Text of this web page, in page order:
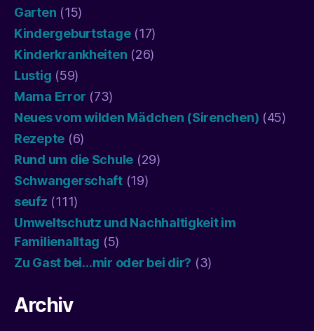
Garten (15)
Kindergeburtstage(17)
Kinderkrankheiten (26)
Lustig (59)
Mama Error (73)
Neues vom wilden Mädchen (Sirenchen) (45)
Rezepte (6)
Rund um die Schule (29)
Schwangerschaft(19)
seufz (111)
Umweltschutz und Nachhaltigkeit im
Familienalltag (5)
Zu Gast bei…mir oder bei dir? (3)
Archiv